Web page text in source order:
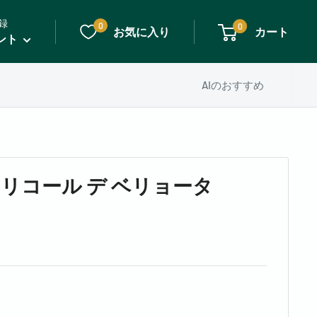
ト
お気に入り
0 0 カート
AIのおすすめ
コール デ ベリョータ